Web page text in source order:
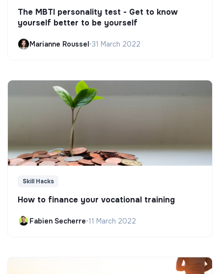
The MBTI personality test - Get to know
yourself better to be yourself
Marianne Roussel•31 March 2022
Skill Hacks
How to finance your vocational training
Fabien Secherre•11 March 2022